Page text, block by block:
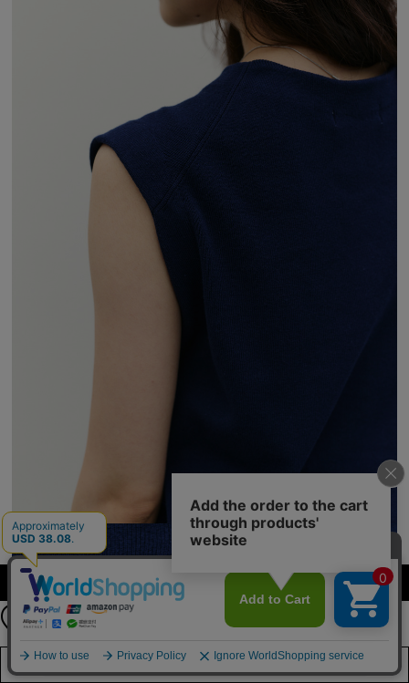
カラーを選択する（フリーサイズ）
店舗在庫を見る
【期間限定】
新規会員登録キャンペーン開催！
8月31日（月）23：59まで
詳しくは
こちら